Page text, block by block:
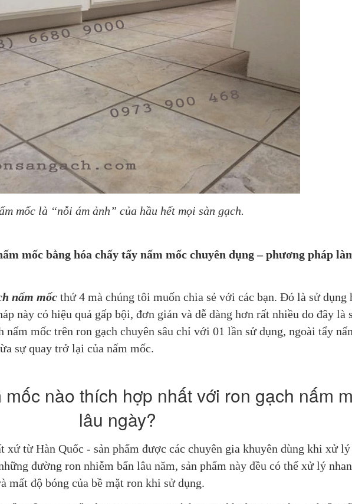
mốc là “nỗi ám ảnh” của hầu hết mọi sàn gạch.
mốc bằng hóa chấy tẩy nấm mốc chuyên dụng – phương pháp
nấm mốc thứ 4 mà chúng tôi muốn chia sẻ với các bạn. Đó là sử dụng
này có hiệu quả gấp bội, đơn giản và dễ dàng hơn rất nhiều do đây là
nấm mốc trên ron gạch chuyên sâu chỉ với 01 lần sử dụng, ngoài tẩy
sự quay trở lại của nấm mốc.
mốc nào thích hợp nhất với ron gạch nấm
lâu ngày?
xứ từ Hàn Quốc - sản phẩm được các chuyên gia khuyên dùng khi xử lý
đường ron nhiễm bẩn lâu năm, sản phẩm này đều có thể xử lý
mất độ bóng của bề mặt ron khi sử dụng.